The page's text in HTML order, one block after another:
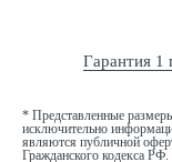
Гарантия 1
* Представленные
исключительно
являются публичной
Гражданского кодекса